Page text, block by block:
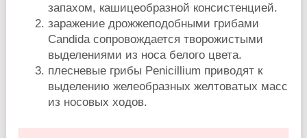
запахом, кашицеобразной консистенцией.
заражение дрожжеподобными грибами
Candida сопровождается творожистыми
выделениями из носа белого цвета.
плесневые грибы Penicillium приводят к
выделению желеобразных желтоватых масс
из носовых ходов.